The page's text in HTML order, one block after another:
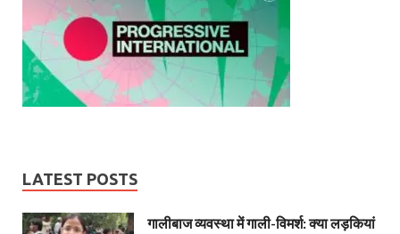
LATEST POSTS
गालीबाज व्‍यवस्‍था में गाली-विमर्श: क्या लड़कियां